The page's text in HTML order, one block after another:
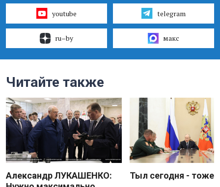
youtube telegram
ru–by макс
Читайте также
Александр ЛУКАШЕНКО:
Тыл сегодня - тоже